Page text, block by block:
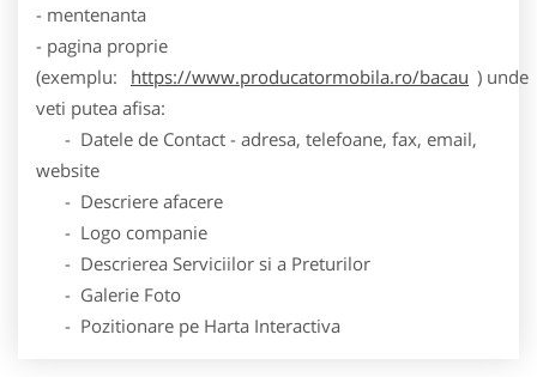
- mentenanta
- pagina proprie
(exemplu:
https://www.producatormobila.ro/bacau ) unde
veti putea afisa:
- Datele de Contact - adresa, telefoane, fax, email,
website
- Descriere afacere
- Logo companie
- Descrierea Serviciilor si a Preturilor
- Galerie Foto
- Pozitionare pe Harta Interactiva